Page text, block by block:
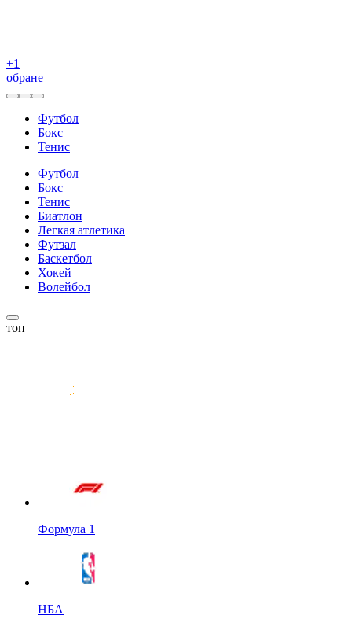
+1
обране
Футбол
Бокс
Тенис
Футбол
Бокс
Тенис
Биатлон
Легкая атлетика
Футзал
Баскетбол
Хокей
Волейбол
топ
Формула 1
НБА